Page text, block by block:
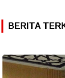
BERITA